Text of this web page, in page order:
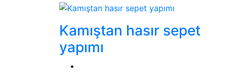
Kamıştan hasır sepet
yapımı